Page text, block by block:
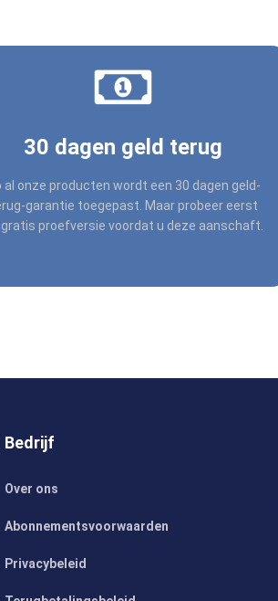
30 dagen geld terug
al onze producten wordt een 30 dagen geld-
garantie toegepast. Maar probeer eerst
gratis proefversie voordat u deze aanschaft.
Bedrijf
Over ons
Abonnementsvoorwaarden
Privacybeleid